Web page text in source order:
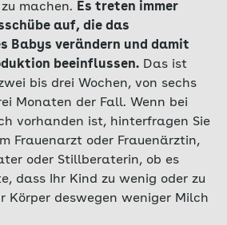
machen. Es treten immer
auf, die das
Babys verändern und damit
beeinflussen. Das ist
bis drei Wochen, von sechs
Monaten der Fall. Wenn bei
vorhanden ist, hinterfragen Sie
Frauenarzt oder Frauenärztin,
oder Stillberaterin, ob es
dass Ihr Kind zu wenig oder zu
Körper deswegen weniger Milch